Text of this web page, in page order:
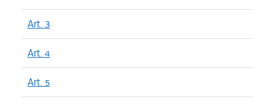
Art. 3
Art. 4
Art. 5